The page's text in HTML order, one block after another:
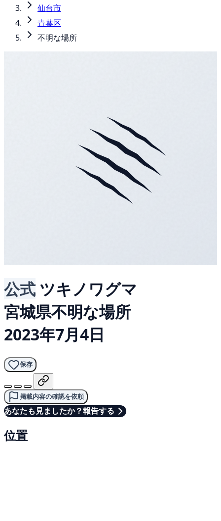
仙台市
青葉区
不明な場所
公式 ツキノワグマ
宮城県不明な場所
2023年7月4日
保存
掲載内容の確認を依頼
あなたも見ましたか？報告する
位置